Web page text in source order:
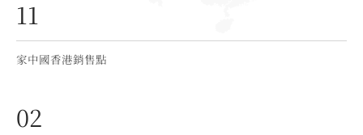
11
家中國香港銷售點
02